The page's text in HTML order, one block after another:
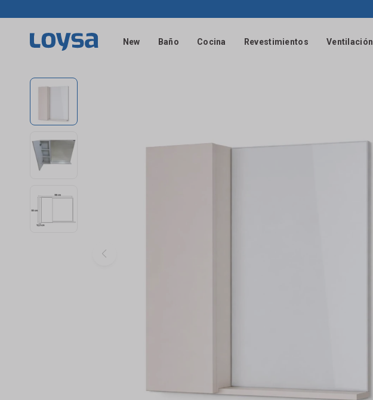
New Baño Cocina Revestimientos Ventilación